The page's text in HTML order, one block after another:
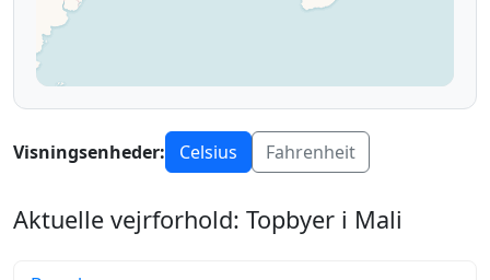
Visningsenheder: Celsius Fahrenheit
Aktuelle vejrforhold: Topbyer i Mali